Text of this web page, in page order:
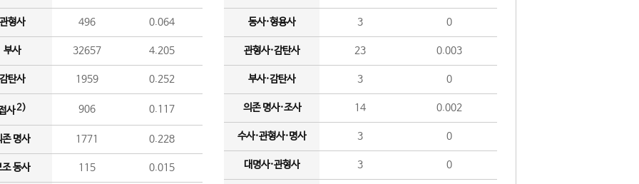
형사 496 0.064
부사 32657 4.205
탄사 1959 0.252
사2) 906 0.117
존 명사 1771 0.228
조 동사 115 0.015
동사·형용사 3 0
관형사·감탄사 23 0.003
부사·감탄사 3 0
의존 명사·조사 14 0.002
수사·관형사·명사 3 0
대명사·관형사 3 0